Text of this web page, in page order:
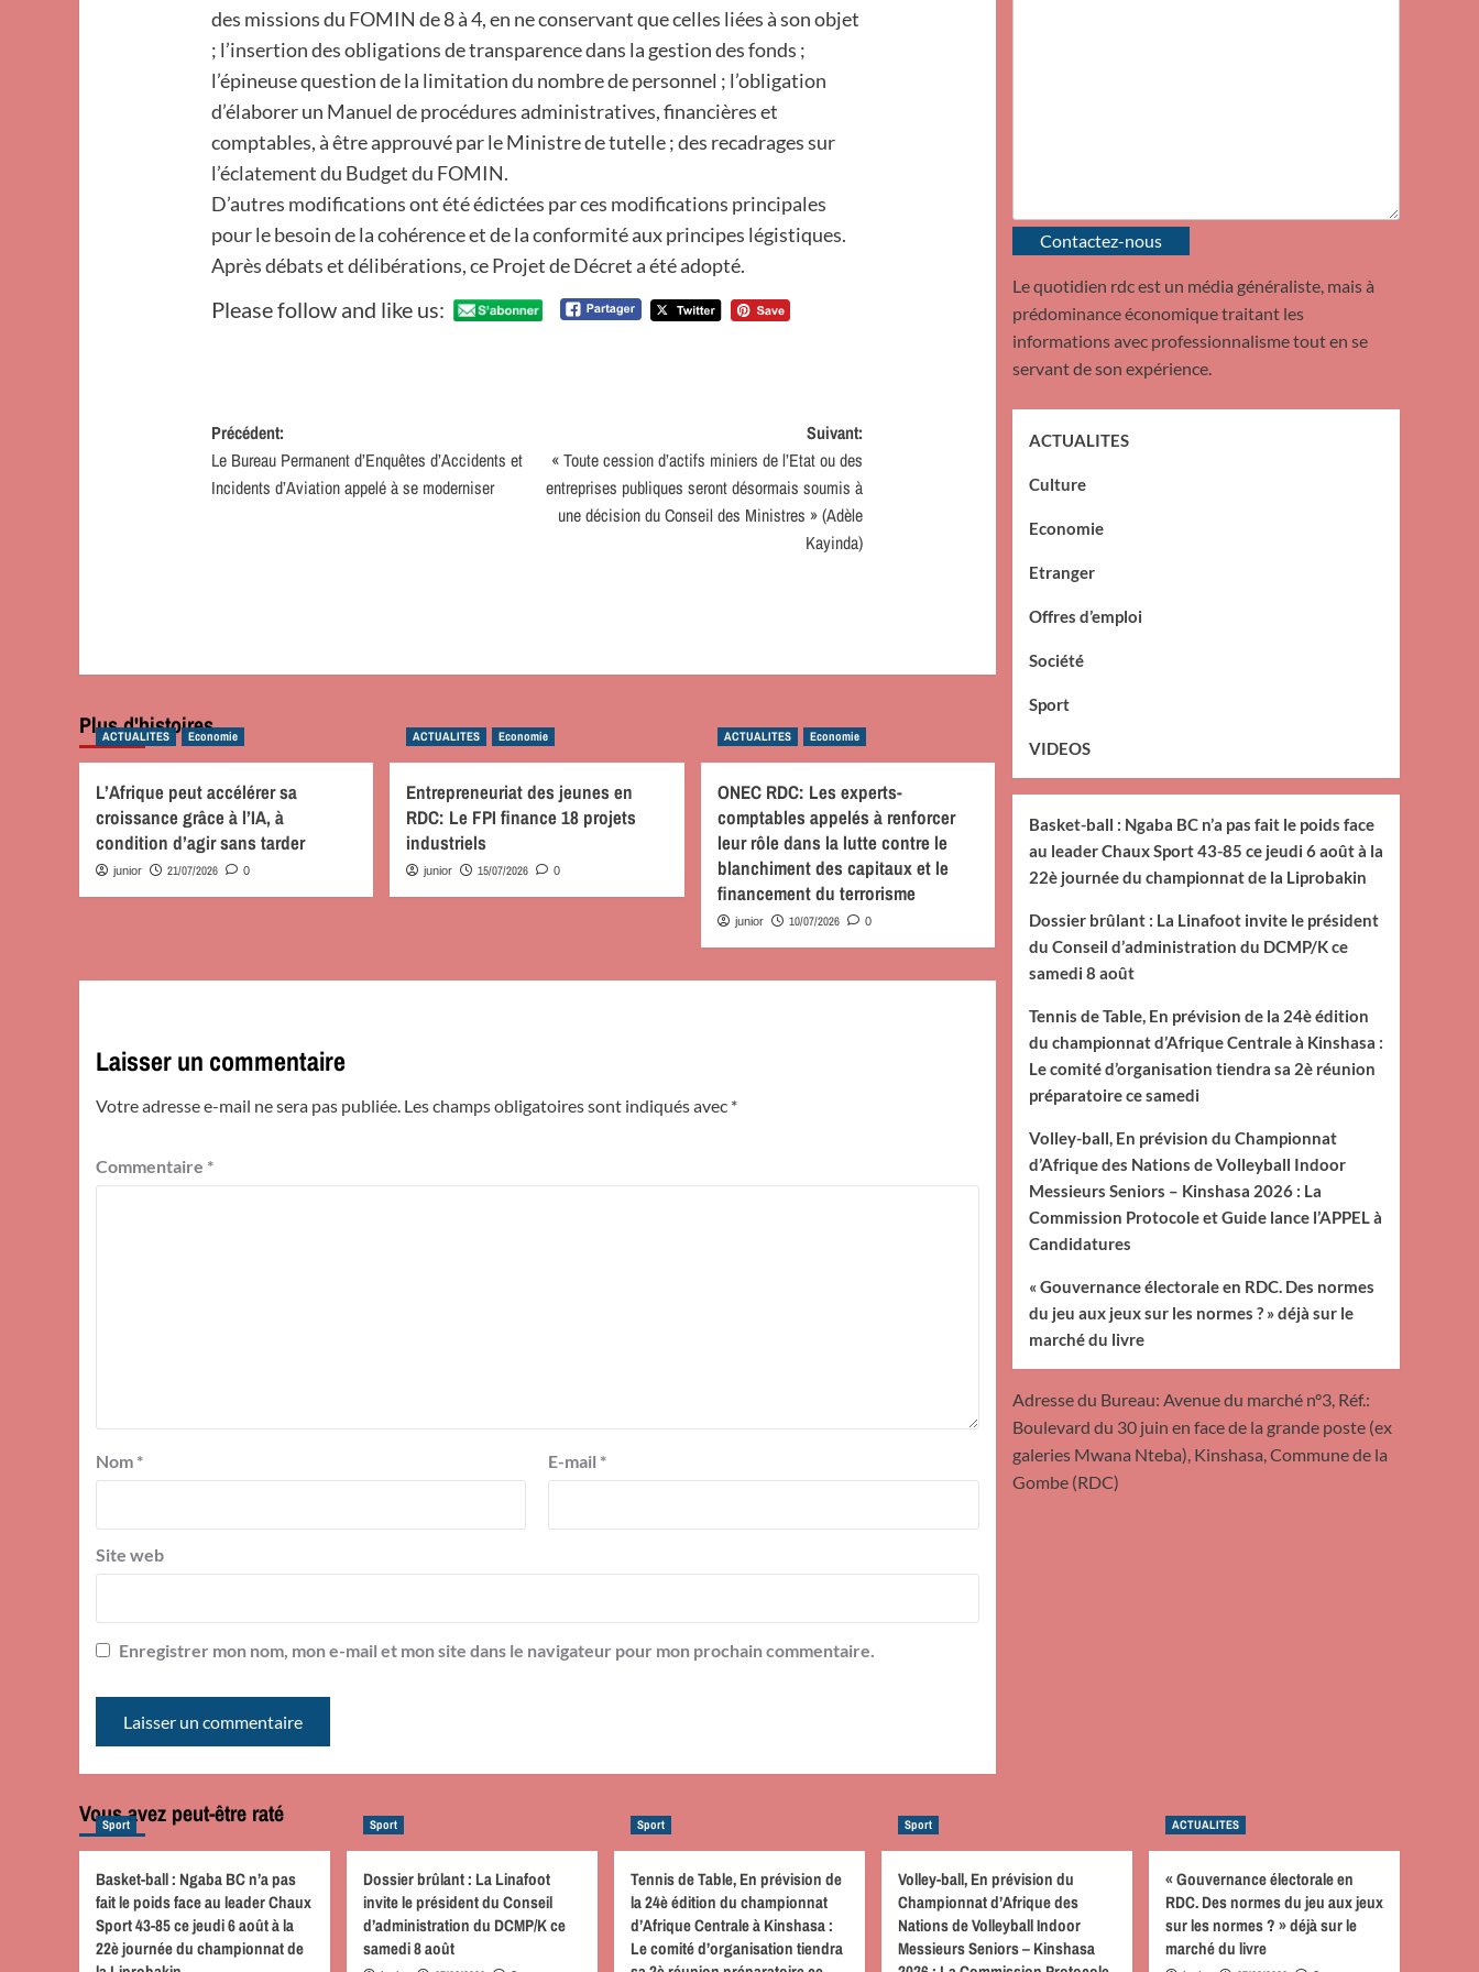
des missions du FOMIN de 8 à 4, en ne conservant que celles liées à son objet
; l’insertion des obligations de transparence dans la gestion des fonds ;
l’épineuse question de la limitation du nombre de personnel ; l’obligation
d’élaborer un Manuel de procédures administratives, financières et
comptables, à être approuvé par le Ministre de tutelle ; des recadrages sur
l’éclatement du Budget du FOMIN.
D’autres modifications ont été édictées par ces modifications principales
pour le besoin de la cohérence et de la conformité aux principes légistiques.
Après débats et délibérations, ce Projet de Décret a été adopté.
Please follow and like us:
Navigation
d’article
Précédent:
Le Bureau Permanent d’Enquêtes d’Accidents et
Incidents d’Aviation appelé à se moderniser
Suivant:
« Toute cession d’actifs miniers de l’Etat ou des
entreprises publiques seront désormais soumis à
une décision du Conseil des Ministres » (Adèle
Kayinda)
Plus d'histoires
ACTUALITES Economie
L’Afrique peut accélérer sa
croissance grâce à l’IA, à
condition d’agir sans tarder
junior 21/07/2026 0
ACTUALITES Economie
Entrepreneuriat des jeunes en
RDC: Le FPI finance 18 projets
industriels
junior 15/07/2026 0
ACTUALITES Economie
ONEC RDC: Les experts-
comptables appelés à renforcer
leur rôle dans la lutte contre le
blanchiment des capitaux et le
financement du terrorisme
junior 10/07/2026 0
Laisser un commentaire
Votre adresse e-mail ne sera pas publiée. Les champs obligatoires sont indiqués avec *
Commentaire *
Nom * E-mail *
Site web
Enregistrer mon nom, mon e-mail et mon site dans le navigateur pour mon prochain commentaire.
Contactez-nous
Le quotidien rdc est un média généraliste, mais à
prédominance économique traitant les
informations avec professionnalisme tout en se
servant de son expérience.
ACTUALITES
Culture
Economie
Etranger
Offres d’emploi
Société
Sport
VIDEOS
Basket-ball : Ngaba BC n’a pas fait le poids face
au leader Chaux Sport 43-85 ce jeudi 6 août à la
22è journée du championnat de la Liprobakin
Dossier brûlant : La Linafoot invite le président
du Conseil d’administration du DCMP/K ce
samedi 8 août
Tennis de Table, En prévision de la 24è édition
du championnat d’Afrique Centrale à Kinshasa :
Le comité d’organisation tiendra sa 2è réunion
préparatoire ce samedi
Volley-ball, En prévision du Championnat
d’Afrique des Nations de Volleyball Indoor
Messieurs Seniors – Kinshasa 2026 : La
Commission Protocole et Guide lance l’APPEL à
Candidatures
« Gouvernance électorale en RDC. Des normes
du jeu aux jeux sur les normes ? » déjà sur le
marché du livre
Adresse du Bureau: Avenue du marché n°3, Réf.:
Boulevard du 30 juin en face de la grande poste (ex
galeries Mwana Nteba), Kinshasa, Commune de la
Gombe (RDC)
Vous avez peut-être raté
Sport
Basket-ball : Ngaba BC n’a pas
fait le poids face au leader Chaux
Sport 43-85 ce jeudi 6 août à la
22è journée du championnat de
Sport
Dossier brûlant : La Linafoot
invite le président du Conseil
d’administration du DCMP/K ce
samedi 8 août
Sport
Tennis de Table, En prévision de
la 24è édition du championnat
d’Afrique Centrale à Kinshasa :
Le comité d’organisation tiendra
Sport
Volley-ball, En prévision du
Championnat d’Afrique des
Nations de Volleyball Indoor
Messieurs Seniors – Kinshasa
ACTUALITES
« Gouvernance électorale en
RDC. Des normes du jeu aux jeux
sur les normes ? » déjà sur le
marché du livre